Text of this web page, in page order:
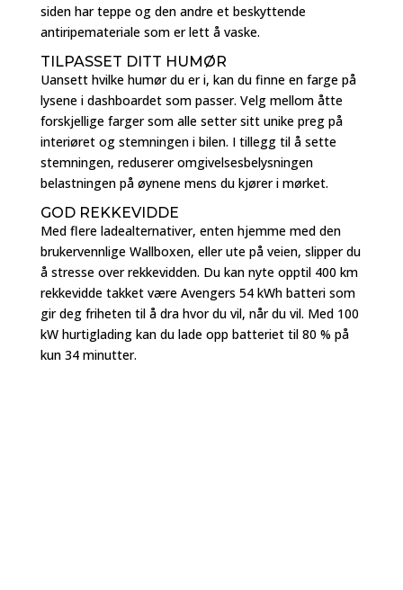
siden har teppe og den andre et beskyttende
antiripemateriale som er lett å vaske.
TILPASSET DITT HUMØR
Uansett hvilke humør du er i, kan du finne en farge på
lysene i dashboardet som passer. Velg mellom åtte
forskjellige farger som alle setter sitt unike preg på
interiøret og stemningen i bilen. I tillegg til å sette
stemningen, reduserer omgivelsesbelysningen
belastningen på øynene mens du kjører i mørket.
GOD REKKEVIDDE
Med flere ladealternativer, enten hjemme med den
brukervennlige Wallboxen, eller ute på veien, slipper du
å stresse over rekkevidden. Du kan nyte opptil 400 km
rekkevidde takket være Avengers 54 kWh batteri som
gir deg friheten til å dra hvor du vil, når du vil. Med 100
kW hurtiglading kan du lade opp batteriet til 80 % på
kun 34 minutter.